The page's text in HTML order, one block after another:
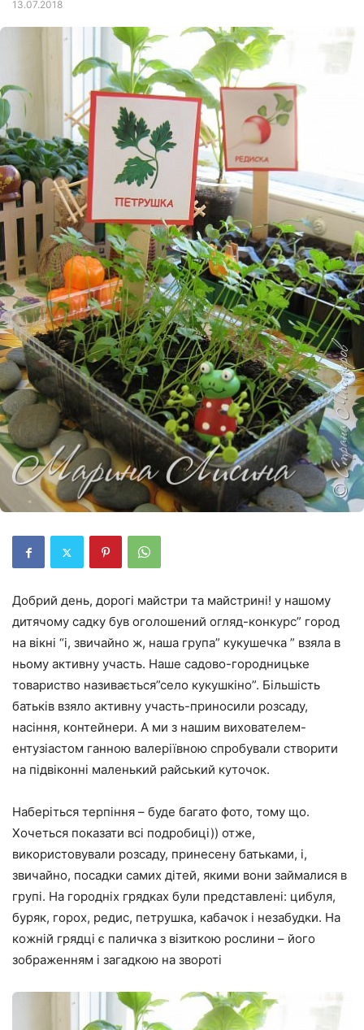
13.07.2018
Добрий день, дорогі майстри та майстрині! у нашому
дитячому садку був оголошений огляд-конкурс” город
на вікні “і, звичайно ж, наша група” кукушечка ” взяла в
ньому активну участь. Наше садово-городницьке
товариство називається”село кукушкіно”. Більшість
батьків взяло активну участь-приносили розсаду,
насіння, контейнери. А ми з нашим вихователем-
ентузіастом ганною валеріївною спробували створити
на підвіконні маленький райський куточок.
Наберіться терпіння – буде багато фото, тому що.
Хочеться показати всі подробиці)) отже,
використовували розсаду, принесену батьками, і,
звичайно, посадки самих дітей, якими вони займалися в
групі. На городніх грядках були представлені: цибуля,
буряк, горох, редис, петрушка, кабачок і незабудки. На
кожній грядці є паличка з візиткою рослини – його
зображенням і загадкою на звороті